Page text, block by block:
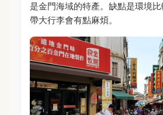
是金門海域的特產。缺點是環境比
帶大行李會有點麻煩。